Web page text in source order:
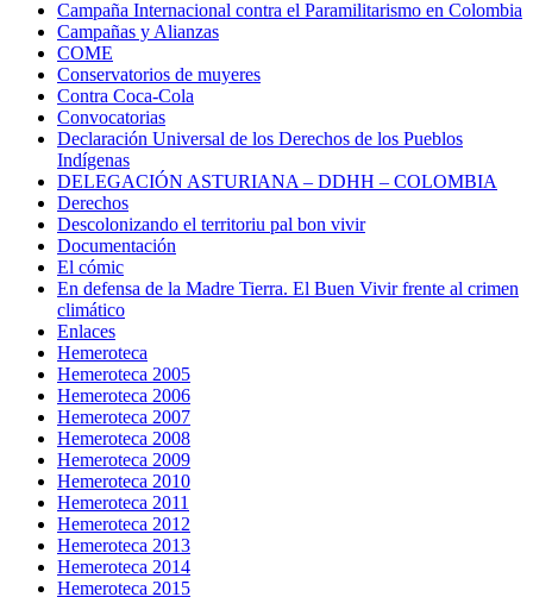
Campaña Internacional contra el Paramilitarismo en Colombia
Campañas y Alianzas
COME
Conservatorios de muyeres
Contra Coca-Cola
Convocatorias
Declaración Universal de los Derechos de los Pueblos
Indígenas
DELEGACIÓN ASTURIANA – DDHH – COLOMBIA
Derechos
Descolonizando el territoriu pal bon vivir
Documentación
El cómic
En defensa de la Madre Tierra. El Buen Vivir frente al crimen
climático
Enlaces
Hemeroteca
Hemeroteca 2005
Hemeroteca 2006
Hemeroteca 2007
Hemeroteca 2008
Hemeroteca 2009
Hemeroteca 2010
Hemeroteca 2011
Hemeroteca 2012
Hemeroteca 2013
Hemeroteca 2014
Hemeroteca 2015